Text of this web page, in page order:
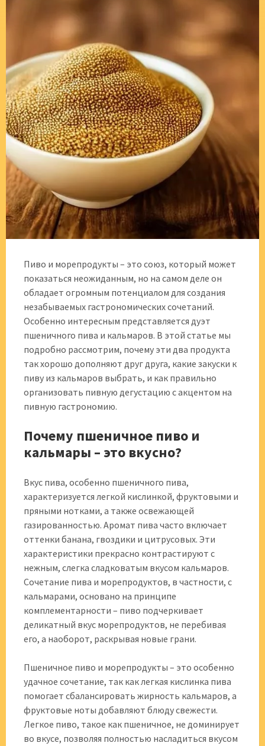
Пиво и морепродукты – это союз, который может
показаться неожиданным, но на самом деле он
обладает огромным потенциалом для создания
незабываемых гастрономических сочетаний.
Особенно интересным представляется дуэт
пшеничного пива и кальмаров. В этой статье мы
подробно рассмотрим, почему эти два продукта
так хорошо дополняют друг друга, какие закуски к
пиву из кальмаров выбрать, и как правильно
организовать пивную дегустацию с акцентом на
пивную гастрономию.
Почему пшеничное пиво и
кальмары – это вкусно?
Вкус пива, особенно пшеничного пива,
характеризуется легкой кислинкой, фруктовыми и
пряными нотками, а также освежающей
газированностью. Аромат пива часто включает
оттенки банана, гвоздики и цитрусовых. Эти
характеристики прекрасно контрастируют с
нежным, слегка сладковатым вкусом кальмаров.
Сочетание пива и морепродуктов, в частности, с
кальмарами, основано на принципе
комплементарности – пиво подчеркивает
деликатный вкус морепродуктов, не перебивая
его, а наоборот, раскрывая новые грани.
Пшеничное пиво и морепродукты – это особенно
удачное сочетание, так как легкая кислинка пива
помогает сбалансировать жирность кальмаров, а
фруктовые ноты добавляют блюду свежести.
Легкое пиво, такое как пшеничное, не доминирует
во вкусе, позволяя полностью насладиться вкусом